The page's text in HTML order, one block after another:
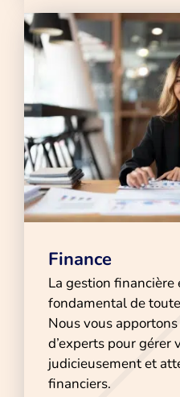
Finance
La gestion
fondamental de
Nous vous
d’experts pour gérer
judicieusement et
financiers.